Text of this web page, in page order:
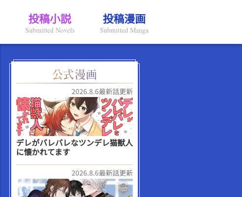
投稿小説
Submitted Novels
投稿漫画
Submitted Manga
2026.8.6最新話更新
デレがバレバレなツンデレ猫獣人
に懐かれてます
2026.8.6最新話更新